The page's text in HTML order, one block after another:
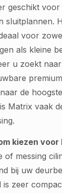
geschikt voor
sluitplannen.
voor
als kleine
u zoekt
de
Matrix vaak
kiezen
of messing
bij uw
is zeer